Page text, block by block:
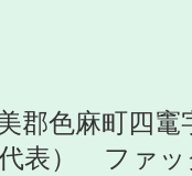
色麻町四竃
代表） ファ